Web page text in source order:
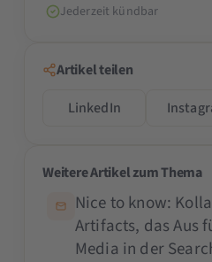
Jederzeit kündbar
Artikel teilen
LinkedIn
Weitere Artikel zum Thema
Nice to know:
Artifacts, das Aus
Media in der